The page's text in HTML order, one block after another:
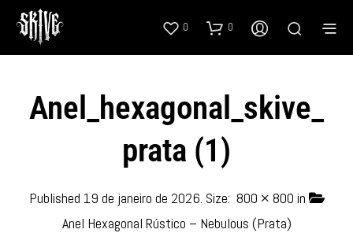
0 0
Anel_hexagonal_skive_
Prata (1)
Published 19 de janeiro de 2026. Size: 800 × 800 in
Anel Hexagonal Rústico – Nebulous (Prata)